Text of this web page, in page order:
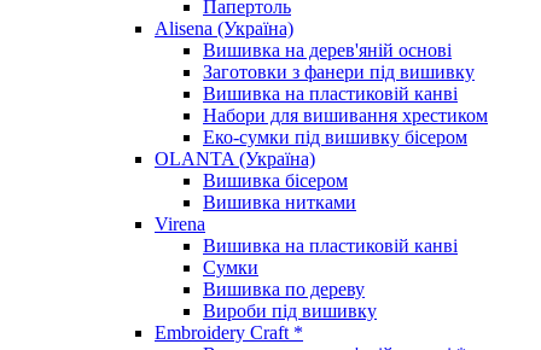
Папертоль
Alisena (Україна)
Вишивка на дерев'яній основі
Заготовки з фанери під вишивку
Вишивка на пластиковій канві
Набори для вишивання хрестиком
Еко-сумки під вишивку бісером
OLANTA (Україна)
Вишивка бісером
Вишивка нитками
Virena
Вишивка на пластиковій канві
Сумки
Вишивка по дереву
Вироби під вишивку
Embroidery Craft *